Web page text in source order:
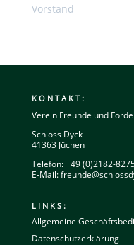
Vorstand
KONTAKT:
Verein Freunde und
Schloss Dyck
41363 Jüchen
Telefon: +49 (0)2182-
E-Mail:
LINKS:
Allgemeine
Datenschutzerklärung